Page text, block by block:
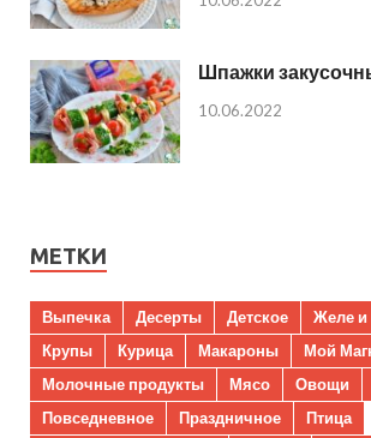
Шпажки
10.06.2022
МЕТКИ
Выпечка Десерты Детское
Желе
Крупы
Курица Макароны
Мой
Молочные продукты
Мясо Овощи
Повседневное
Праздничное
Птица